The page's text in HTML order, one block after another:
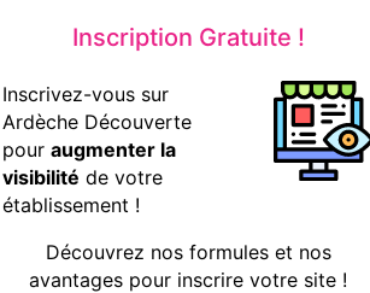
Inscription Gratuite !
Inscrivez-vous sur
Ardèche Découverte
pour augmenter la
visibilité de votre
établissement !
Découvrez nos formules et nos
avantages pour inscrire votre site !